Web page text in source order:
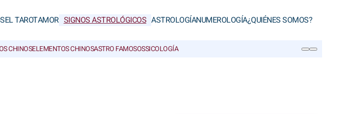
EL TAROTAMOR SIGNOS ASTROLÓGICOS ASTROLOGÍANUMEROLOGÍA¿QUIÉNES SOMOS?
CHINOSELEMENTOS CHINOSASTRO FAMOSOSSICOLOGÍA